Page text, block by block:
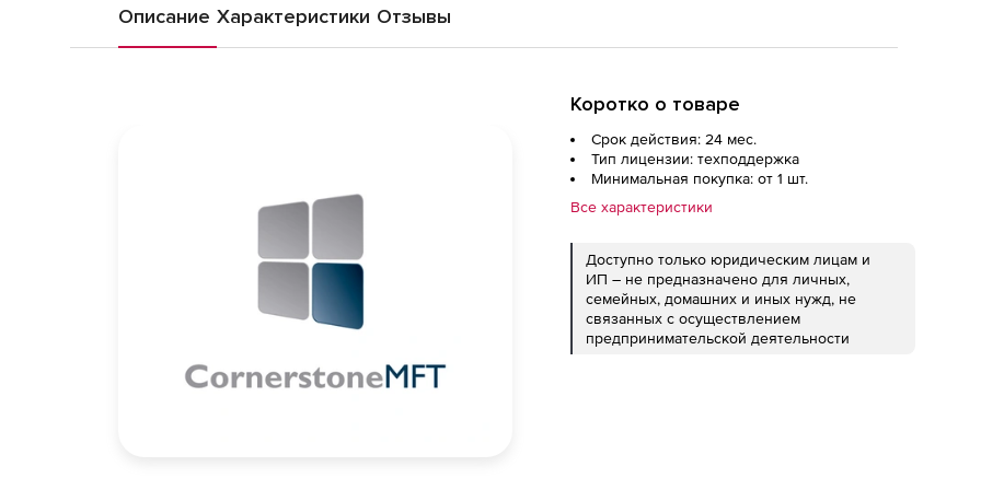
Описание Характеристики Отзывы
Коротко о товаре
Срок действия: 24 мес.
Тип лицензии: техподдержка
Минимальная покупка: от 1 шт.
Все характеристики
Доступно только юридическим лицам и
ИП – не предназначено для личных,
семейных, домашних и иных нужд, не
связанных с осуществлением
предпринимательской деятельности